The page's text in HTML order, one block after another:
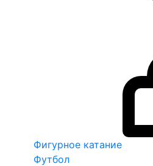
Фигурное катание
Футбол